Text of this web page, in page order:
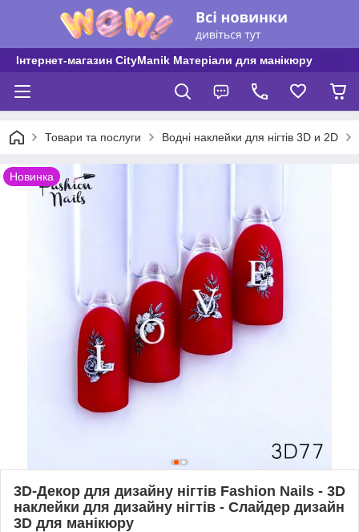
Інтернет-магазин CityManik Матеріали для манікюру
Товари та послуги Водні наклейки для нігтів 3D и 2D
Новинка
3D-Декор для дизайну нігтів Fashion Nails - 3D
наклейки для дизайну нігтів - Слайдер дизайн
3D для манікюру